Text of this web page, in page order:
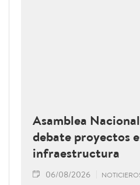
Asamblea
debate proyectos
infraestructura
06/08/2026